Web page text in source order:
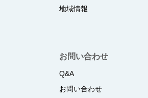
地域情報
お問い合わせ
Q&A
お問い合わせ